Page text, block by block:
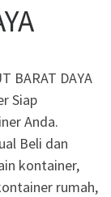
BARAT DAYA
Siap
Anda.
Beli dan
kontainer,
rumah,